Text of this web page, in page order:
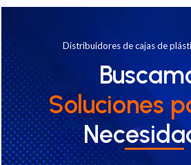
Distribuidores de cajas de
Soluciones